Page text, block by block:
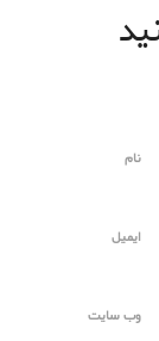
نام
ایمیل
وب‌ سایت